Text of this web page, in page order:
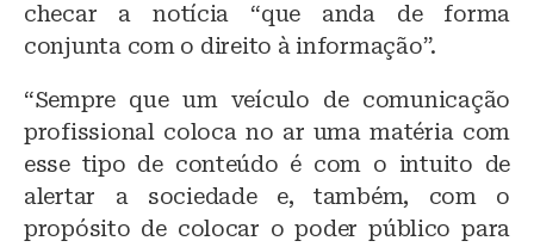
checar a notícia “que anda de forma
conjunta com o direito à informação”.
“Sempre que um veículo de comunicação
profissional coloca no ar uma matéria com
esse tipo de conteúdo é com o intuito de
alertar a sociedade e, também, com o
propósito de colocar o poder público para